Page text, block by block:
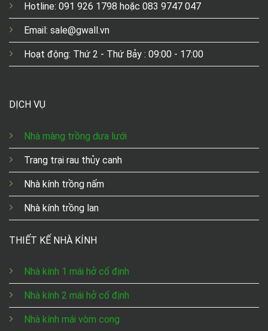
Hotline: 091 926 1798 hoặc 083 9747 047
Email: sale@gwall.vn
Hoạt động: Thứ 2 - Thứ Bảy : 09:00 - 17:00
DỊCH VỤ
Nhà màng trồng dưa lưới
Trang trại rau thủy canh
Nhà kính trồng nấm
Nhà kính trồng lan
THIẾT KẾ NHÀ KÍNH
Nhà kính 1 mái hở cố định
Nhà kính 2 mái hở cố định
Nhà kính mái vòm cong